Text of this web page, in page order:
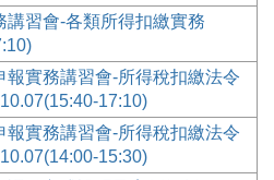
講習會-各類所得扣繳實務
報實務講習會-所得稅扣繳法令
17:10)
報實務講習會-所得稅扣繳法令
15:30)